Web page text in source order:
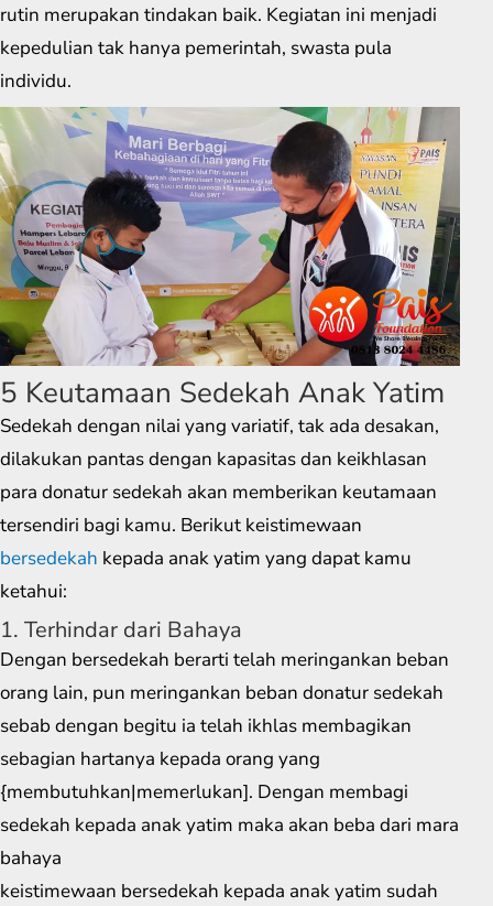
rutin merupakan tindakan baik. Kegiatan ini menjadi
kepedulian tak hanya pemerintah, swasta pula
individu.
5 Keutamaan Sedekah Anak Yatim
Sedekah dengan nilai yang variatif, tak ada desakan,
dilakukan pantas dengan kapasitas dan keikhlasan
para donatur sedekah akan memberikan keutamaan
tersendiri bagi kamu. Berikut keistimewaan
bersedekah kepada anak yatim yang dapat kamu
ketahui:
1. Terhindar dari Bahaya
Dengan bersedekah berarti telah meringankan beban
orang lain, pun meringankan beban donatur sedekah
sebab dengan begitu ia telah ikhlas membagikan
sebagian hartanya kepada orang yang
{membutuhkan|memerlukan]. Dengan membagi
sedekah kepada anak yatim maka akan beba dari mara
bahaya
keistimewaan bersedekah kepada anak yatim sudah